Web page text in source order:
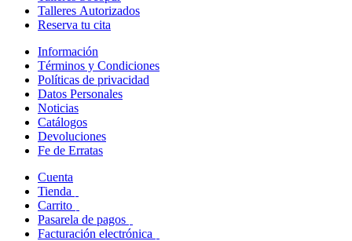
Talleres Autorizados
Reserva tu cita
Información
Términos y Condiciones
Políticas de privacidad
Datos Personales
Noticias
Catálogos
Devoluciones
Fe de Erratas
Cuenta
Tienda
Carrito
Pasarela de pagos
Facturación electrónica